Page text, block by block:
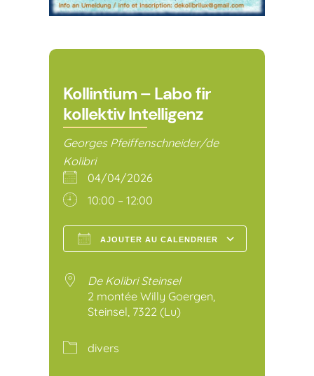
Kollintium – Labo fir
kollektiv Intelligenz
Georges Pfeiffenschneider/de
Kolibri
04/04/2026
10:00 – 12:00
AJOUTER AU CALENDRIER
De Kolibri Steinsel
2 montée Willy Goergen,
Steinsel, 7322 (Lu)
divers